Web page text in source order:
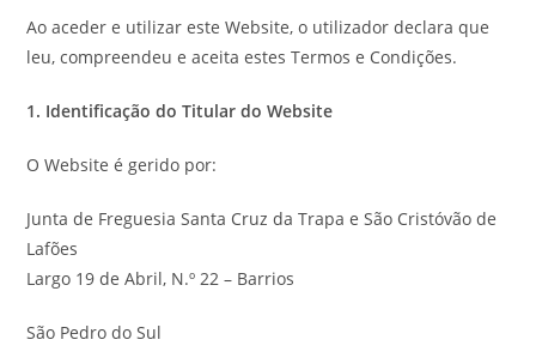
Ao aceder e utilizar este Website, o utilizador declara que
leu, compreendeu e aceita estes Termos e Condições.
1. Identificação do Titular do Website
O Website é gerido por:
Junta de Freguesia Santa Cruz da Trapa e São Cristóvão de
Lafões
Largo 19 de Abril, N.º 22 – Barrios
São Pedro do Sul